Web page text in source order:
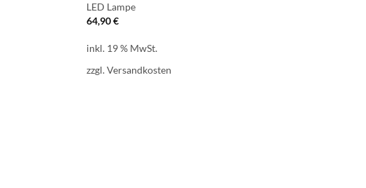
LED Lampe
64,90€
inkl. 19 % MwSt.
zzgl.Versandkosten